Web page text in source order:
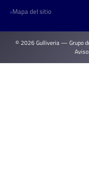
Mapa del sitio
© 2026 Gulliveria — Grupo